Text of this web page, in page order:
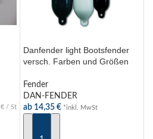
€/ St
Danfender light Bootsfender
versch. Farben und Größen
Fender
DAN-FENDER
ab 14,35 € *inkl. MwSt